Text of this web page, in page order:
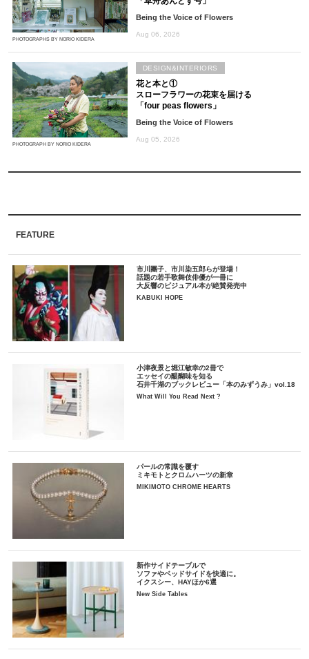
PHOTOGRAPHS BY NORIO KIDERA
Being the Voice of Flowers
Aug 06, 2026
PHOTOGRAPH BY NORIO KIDERA
花と本と①
スローフラワーの花束を届ける
「four peas flowers」
Being the Voice of Flowers
Aug 05, 2026
DESIGN&INTERIORS
FEATURE
市川團子、市川染五郎らが登場！
話題の若手歌舞伎俳優が一冊に
大反響のビジュアル本が絶賛発売中
KABUKI HOPE
小津夜景と堀江敏幸の2冊で
エッセイの醍醐味を知る
石井千湖のブックレビュー「本のみずうみ」vol.18
What Will You Read Next ?
パールの常識を覆す
ミキモトとクロムハーツの新章
MIKIMOTO CHROME HEARTS
新作サイドテーブルで
ソファやベッドサイドを快適に。
イクスシー、HAYほか6選
New Side Tables